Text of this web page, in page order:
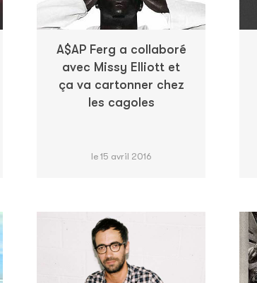
A$AP Ferg a collaboré
avec Missy Elliott et
ça va cartonner chez
les cagoles
le 15 avril 2016